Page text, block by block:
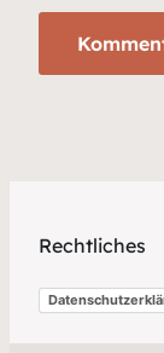
Rechtliches